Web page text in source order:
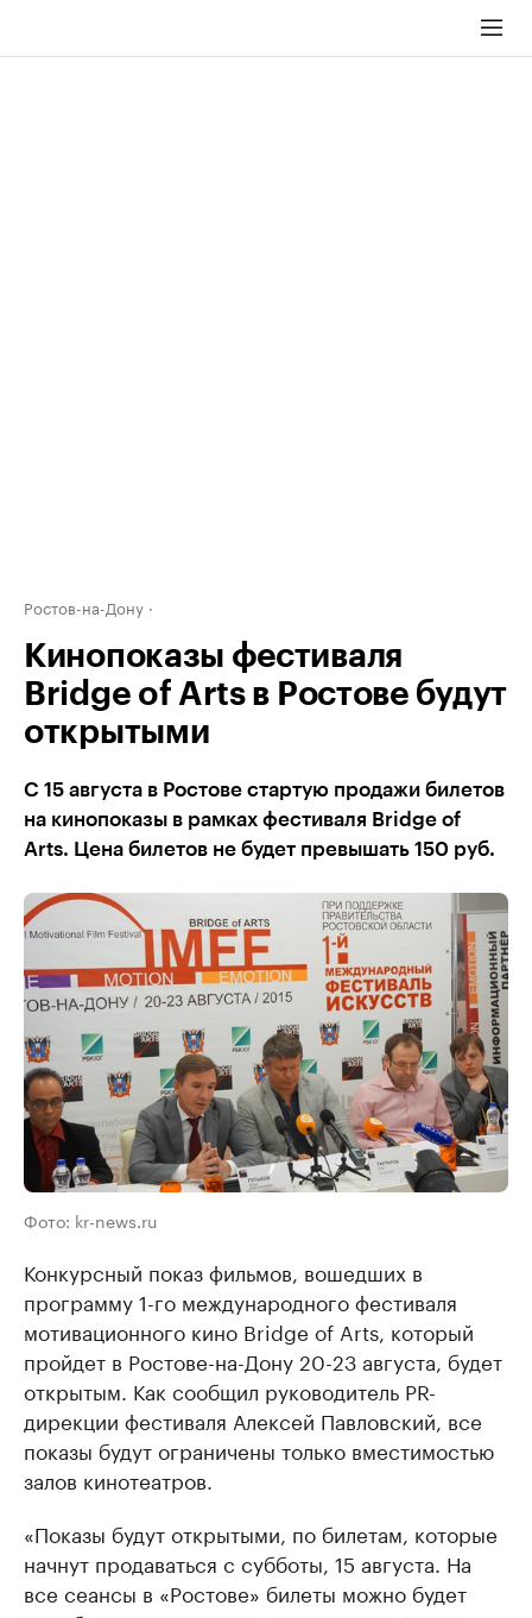
Ростов-на-Дону
Кинопоказы фестиваля
Bridge of Arts в Ростове будут
открытыми
С 15 августа в Ростове стартую продажи билетов
на кинопоказы в рамках фестиваля Bridge of
Arts. Цена билетов не будет превышать 150 руб.
Фото: kr-news.ru
Конкурсный показ фильмов, вошедших в
программу 1-го международного фестиваля
мотивационного кино Bridge of Arts, который
пройдет в Ростове-на-Дону 20-23 августа, будет
открытым. Как сообщил руководитель PR-
дирекции фестиваля Алексей Павловский, все
показы будут ограничены только вместимостью
залов кинотеатров.
«Показы будут открытыми, по билетам, которые
начнут продаваться с субботы, 15 августа. На
все сеансы в «Ростове» билеты можно будет